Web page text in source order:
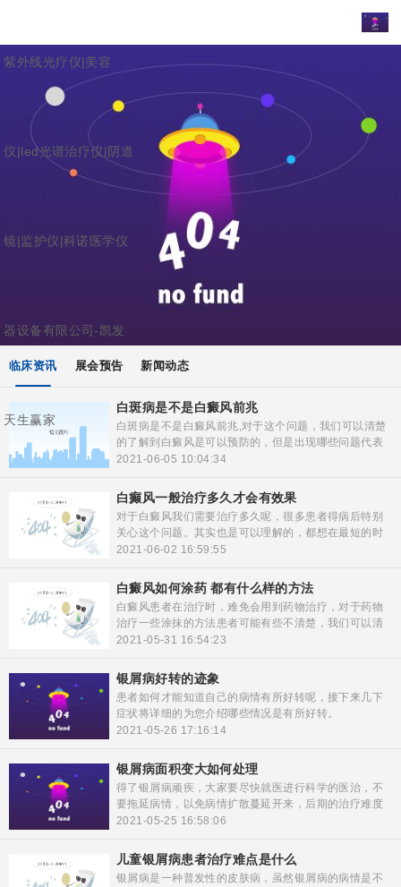
紫外线光疗仪|美容
仪|led光谱治疗仪|阴道
镜|监护仪|科诺医学仪
器设备有限公司-凯发
天生赢家
临床资讯 展会预告 新闻动态
白斑病是不是白癜风前兆
白斑病是不是白癜风前兆,对于这个问题，我们可以清楚
的了解到白癜风是可以预防的，但是出现哪些问题代表
着，要发生白癜风了呢，大家可以根据以下现象，进行
2021-06-05 10:04:34
白癫风一般治疗多久才会有效果
对于白癜风我们需要治疗多久呢，很多患者得病后特别
关心这个问题。其实也是可以理解的，都想在最短的时
间内，得到最快的治疗，白癜风是一种长期需要与之抗
魔。
2021-06-02 16:59:55
白癜风如何涂药 都有什么样的方法
白癜风患者在治疗时，难免会用到药物治疗，对于药物
治疗一些涂抹的方法患者可能有些不清楚，我们可以清
楚的了解一些，如何涂药的方法，下面咱们一起来关注
2021-05-31 16:54:23
银屑病好转的迹象
患者如何才能知道自己的病情有所好转呢，接下来几下
症状将详细的为您介绍哪些情况是有所好转。
2021-05-26 17:16:14
银屑病面积变大如何处理
得了银屑病顽疾，大家要尽快就医进行科学的医治，不
要拖延病情，以免病情扩散蔓延开来，后期的治疗难度
将大大提升。银屑病的危害性较大，令患者身心健康受
疾病，当皮损面积变大后，进行一定的调整治疗才是关
键。
2021-05-25 16:58:06
儿童银屑病患者治疗难点是什么
银屑病是一种普发性的皮肤病，虽然银屑病的病情是不